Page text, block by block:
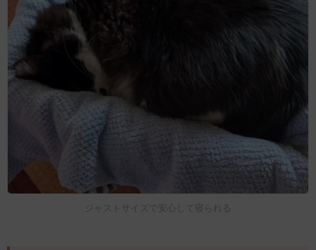
ジャストサイズで安心して寝られる